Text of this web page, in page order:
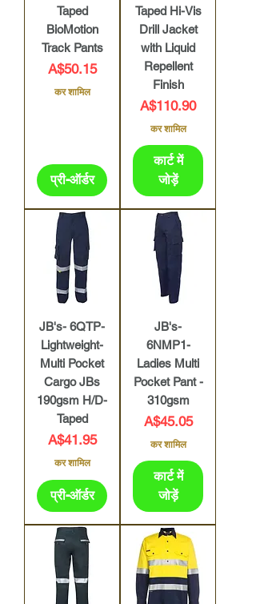
Taped
BioMotion
Track Pants
मूल्य
A$50.15
कर शामिल
प्री-ऑर्डर
Taped Hi-Vis
Drill Jacket
with Liquid
Repellent
Finish
मूल्य
A$110.90
कर शामिल
कार्ट में
जोड़ें
JB's- 6QTP-
Lightweight-
Multi Pocket
Cargo JBs
190gsm H/D-
Taped
मूल्य
A$41.95
कर शामिल
प्री-ऑर्डर
JB's-
6NMP1-
Ladies Multi
Pocket Pant -
310gsm
मूल्य
A$45.05
कर शामिल
कार्ट में
जोड़ें